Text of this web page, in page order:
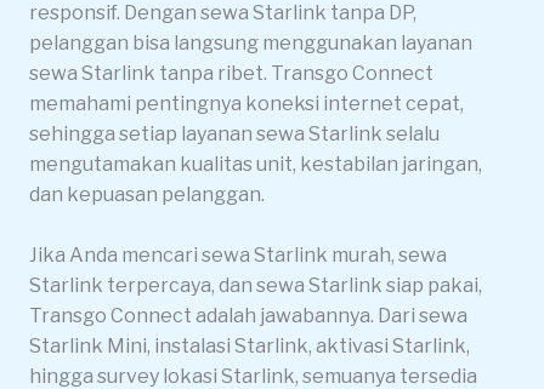
responsif. Dengan sewa Starlink tanpa DP,
pelanggan bisa langsung menggunakan layanan
sewa Starlink tanpa ribet. Transgo Connect
memahami pentingnya koneksi internet cepat,
sehingga setiap layanan sewa Starlink selalu
mengutamakan kualitas unit, kestabilan jaringan,
dan kepuasan pelanggan.
Jika Anda mencari sewa Starlink murah, sewa
Starlink terpercaya, dan sewa Starlink siap pakai,
Transgo Connect adalah jawabannya. Dari sewa
Starlink Mini, instalasi Starlink, aktivasi Starlink,
hingga survey lokasi Starlink, semuanya tersedia